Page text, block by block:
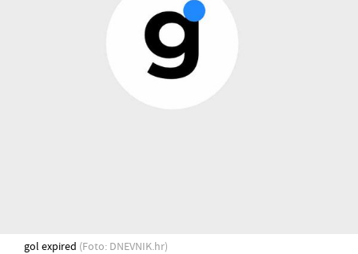
gol expired (Foto: DNEVNIK.hr)